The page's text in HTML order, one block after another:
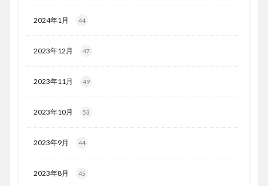
2024年1月 44
2023年12月 47
2023年11月 49
2023年10月 53
2023年9月 44
2023年8月 45